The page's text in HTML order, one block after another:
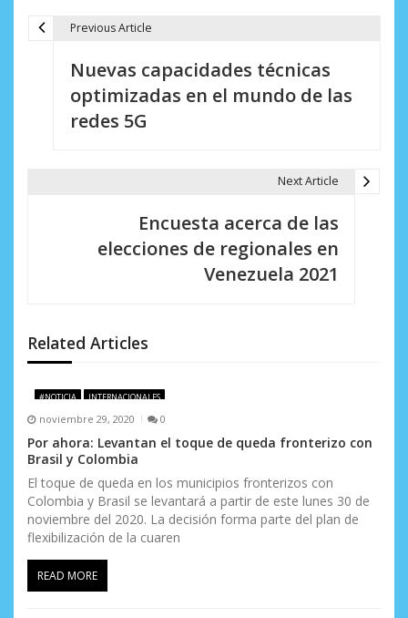
n
d
e
e
n
t
r
a
d
Previous Article
Nuevas capacidades técnicas
optimizadas en el mundo de las
redes 5G
Next Article
Encuesta acerca de las
elecciones de regionales en
Venezuela 2021
Related Articles
#NOTICIA INTERNACIONALES
noviembre 29, 2020 0
Por ahora: Levantan el toque de queda fronterizo con
Brasil y Colombia
El toque de queda en los municipios fronterizos con
Colombia y Brasil se levantará a partir de este lunes 30 de
noviembre del 2020. La decisión forma parte del plan de
flexibilización de la cuaren
READ MORE